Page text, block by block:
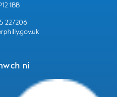
1BB
227206
ni